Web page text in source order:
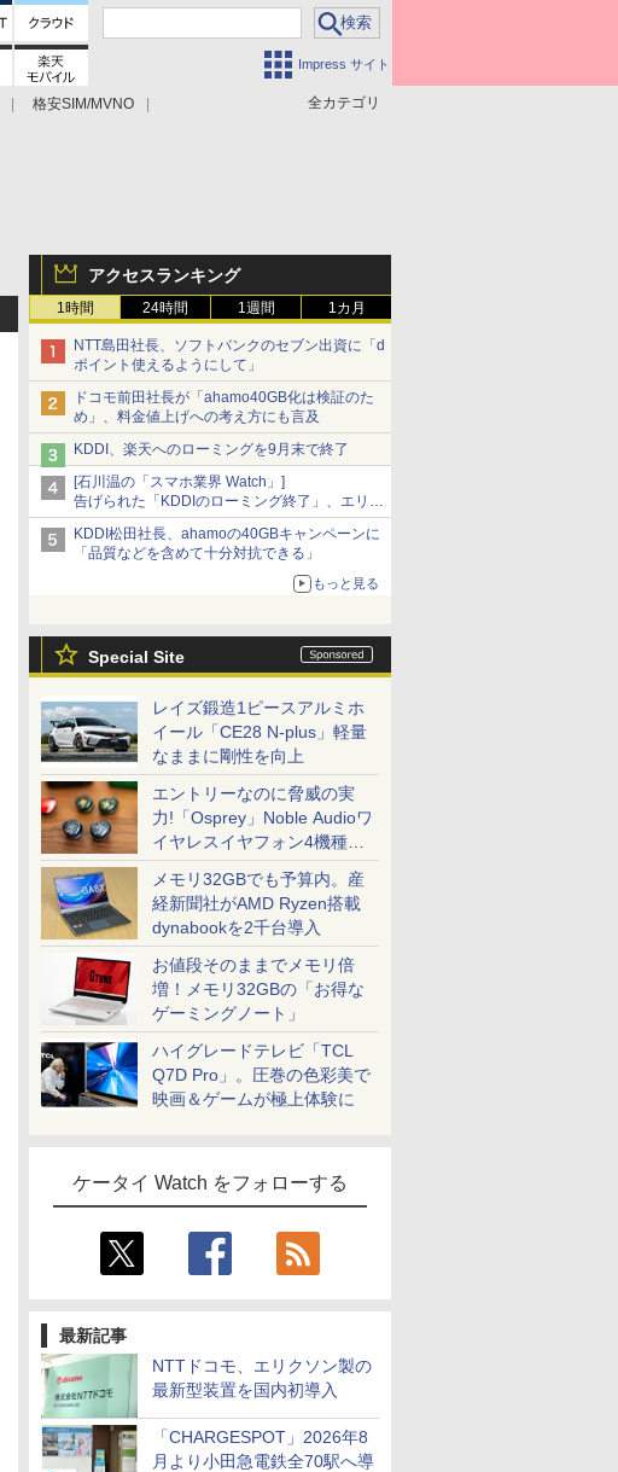
Impress サイト
全カテゴリ
格安SIM/MVNO
アクセスランキング
1時間 24時間 1週間 1カ月
NTT島田社長、ソフトバンクのセブン出資に「d
ポイント使えるようにして」
ドコモ前田社長が「ahamo40GB化は検証のた
め」、料金値上げへの考え方にも言及
KDDI、楽天へのローミングを9月末で終了
[石川温の「スマホ業界 Watch」]
告げられた「KDDIのローミング終了」、エリア
マップの落とし穴と楽天モバイルの課題
KDDI松田社長、ahamoの40GBキャンペーンに
「品質などを含めて十分対抗できる」
もっと見る
Special Site
レイズ鍛造1ピースアルミホ
イール「CE28 N-plus」軽量
なままに剛性を向上
エントリーなのに脅威の実
力!「Osprey」Noble Audioワ
イヤレスイヤフォン4機種を
一気に聴く
メモリ32GBでも予算内。産
経新聞社がAMD Ryzen搭載
dynabookを2千台導入
お値段そのままでメモリ倍
増！メモリ32GBの「お得な
ゲーミングノート」
ハイグレードテレビ「TCL
Q7D Pro」。圧巻の色彩美で
映画＆ゲームが極上体験に
ケータイ Watch をフォローする
最新記事
NTTドコモ、エリクソン製の
最新型装置を国内初導入
「CHARGESPOT」2026年8
月より小田急電鉄全70駅へ導